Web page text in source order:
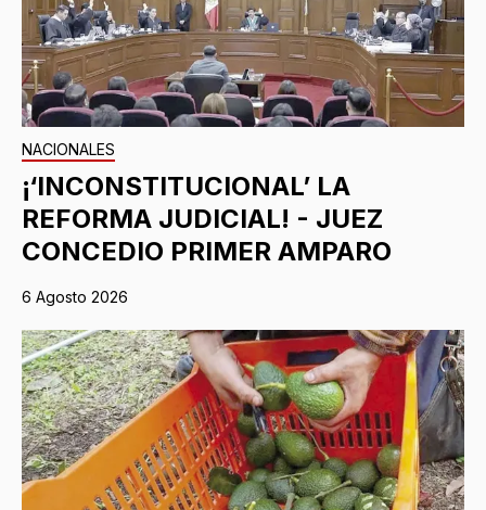
NACIONALES
¡‘INCONSTITUCIONAL’ LA
REFORMA JUDICIAL! - JUEZ
CONCEDIO PRIMER AMPARO
6 Agosto 2026